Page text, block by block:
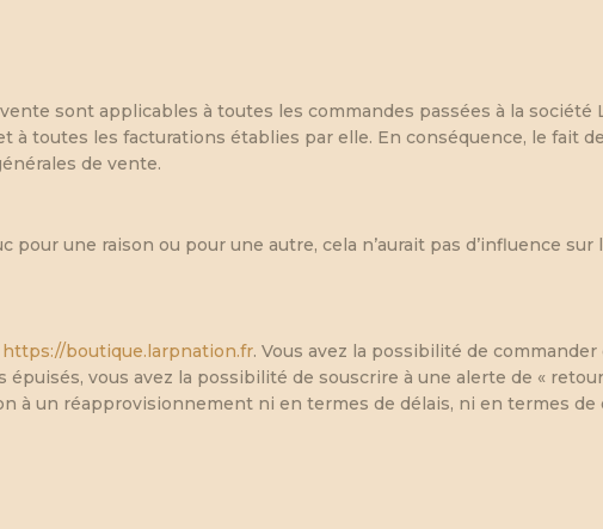
sont applicables à toutes les commandes passées à la société
à toutes les facturations établies par elle. En conséquence, le fait
de vente.
pour une raison ou pour une autre, cela n’aurait pas d’influence
https://boutique.larpnation.fr. Vous avez la possibilité de
épuisés, vous avez la possibilité de souscrire à une alerte de «
à un réapprovisionnement ni en termes de délais, ni en termes de